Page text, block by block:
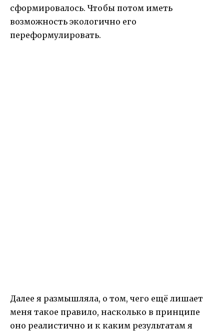
сформировалось. Чтобы потом иметь
возможность экологично его
переформулировать.
Далее я размышляла, о том, чего ещё лишает
меня такое правило, насколько в принципе
оно реалистично и к каким результатам я